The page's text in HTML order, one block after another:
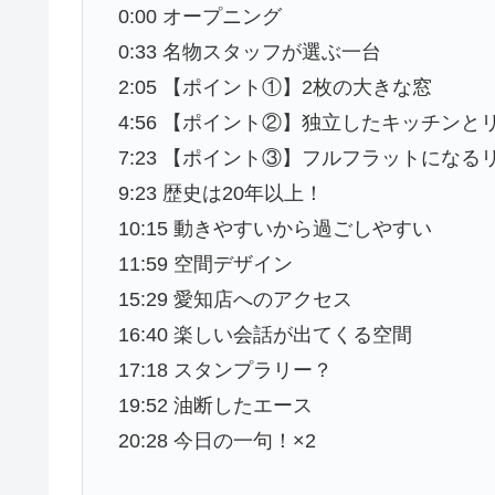
0:00 オープニング
0:33 名物スタッフが選ぶ一台
2:05 【ポイント①】2枚の大きな窓
4:56 【ポイント②】独立したキッチンと
7:23 【ポイント③】フルフラットになる
9:23 歴史は20年以上！
10:15 動きやすいから過ごしやすい
11:59 空間デザイン
15:29 愛知店へのアクセス
16:40 楽しい会話が出てくる空間
17:18 スタンプラリー？
19:52 油断したエース
20:28 今日の一句！×2